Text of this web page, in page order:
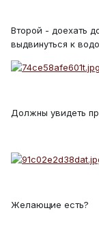
Второй - доехать
выдвинуться к
Должны увидеть
Желающие есть?